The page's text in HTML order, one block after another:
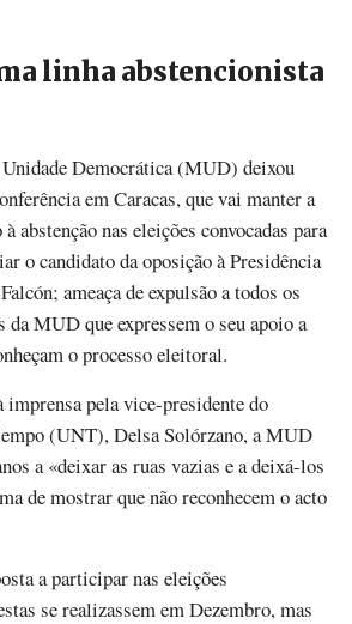
linha abstencionista
Democrática (MUD) deixou
em Caracas, que vai manter a
abstenção nas eleições convocadas para
o candidato da oposição à Presidência
ameaça de expulsão a todos os
MUD que expressem o seu apoio a
o processo eleitoral.
pela vice-presidente do
(UNT), Delsa Solórzano, a MUD
a «deixar as ruas vazias e a deixá-los
de mostrar que não reconhecem o acto
a participar nas eleições
se realizassem em Dezembro, mas